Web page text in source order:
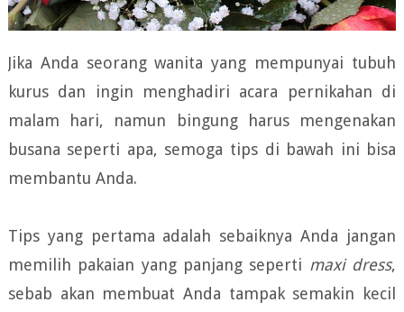
Jika Anda seorang wanita yang mempunyai tubuh
kurus dan ingin menghadiri acara pernikahan di
malam hari, namun bingung harus mengenakan
busana seperti apa, semoga tips di bawah ini bisa
membantu Anda.
Tips yang pertama adalah sebaiknya Anda jangan
memilih pakaian yang panjang seperti maxi dress,
sebab akan membuat Anda tampak semakin kecil